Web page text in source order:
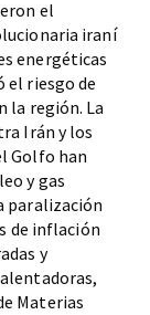
el
iraní
energéticas
el riesgo de
la región. La
Irán y los
Golfo han
y gas
paralización
de inflación
y
Materias